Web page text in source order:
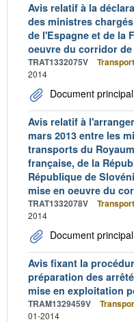
Avis relatif à la
des ministres
de l'Espagne et de la
oeuvre du corridor
TRAT1332075V
2014
Document principal
Avis relatif à
mars 2013 entre les
transports du
française, de la
République de
mise en oeuvre du
TRAT1332078V
2014
Document principal
Avis fixant la
préparation des
mise en exploitation
TRAM1329459V
01-2014